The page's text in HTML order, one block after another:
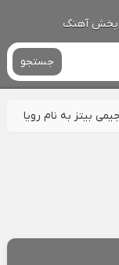
پخش آهنگ
جستجو
بیتز به نام رویا